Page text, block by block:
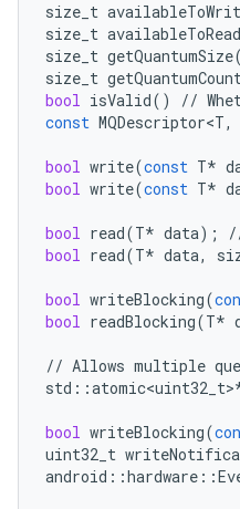
size_t
size_t availableToRead
size_t getQuantumSize
size_t
bool isValid() //
const MQDescriptor<T,
bool write(const T*
bool write(const T*
bool read(T* data);
bool read(T* data,
bool writeBlocking(
bool readBlocking(T*
// Allows multiple
std ::atomic<uint32_t>
bool writeBlocking(
uint32_t
android ::hardware ::